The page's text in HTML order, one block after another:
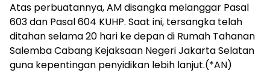
Atas perbuatannya, AM disangka melanggar Pasal
603 dan Pasal 604 KUHP. Saat ini, tersangka telah
ditahan selama 20 hari ke depan di Rumah Tahanan
Salemba Cabang Kejaksaan Negeri Jakarta Selatan
guna kepentingan penyidikan lebih lanjut.(*AN)